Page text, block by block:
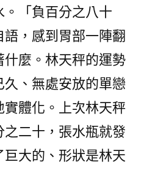
「負百分之八十
，感到胃部一陣翻
麼。林天秤的運勢
、無處安放的單戀
體化。上次林天秤
二十，張水瓶就發
大的、形狀是林天